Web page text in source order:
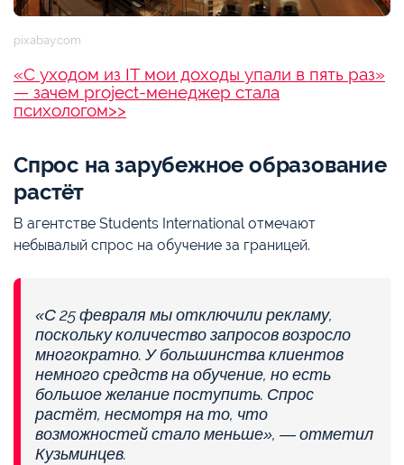
pixabay.com
«С уходом из IT мои доходы упали в пять раз»
— зачем project-менеджер стала
психологом>>
Спрос на зарубежное образование
растёт
В агентстве Students International отмечают
небывалый спрос на обучение за границей.
«С 25 февраля мы отключили рекламу,
поскольку количество запросов возросло
многократно. У большинства клиентов
немного средств на обучение, но есть
большое желание поступить. Спрос
растёт, несмотря на то, что
возможностей стало меньше», — отметил
Кузьминцев.